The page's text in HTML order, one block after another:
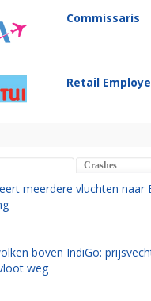
Commissaris
Retail
Crashes
meerdere vluchten naar
boven IndiGo:
weg